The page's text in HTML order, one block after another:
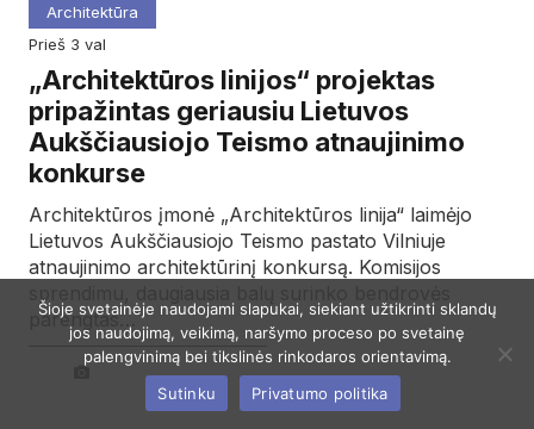
Architektūra
prieš 3 val
„Architektūros linijos“ projektas
pripažintas geriausiu Lietuvos
Aukščiausiojo Teismo atnaujinimo
konkurse
Architektūros įmonė „Architektūros linija“ laimėjo
Lietuvos Aukščiausiojo Teismo pastato Vilniuje
atnaujinimo architektūrinį konkursą. Komisijos
parengtas…
Šioje svetainėje naudojami slapukai, siekiant užtikrinti sklandų
jos naudojimą, veikimą, naršymo proceso po svetainę
palengvinimą bei tikslinės rinkodaros orientavimą.
Sutinku
Privatumo politika